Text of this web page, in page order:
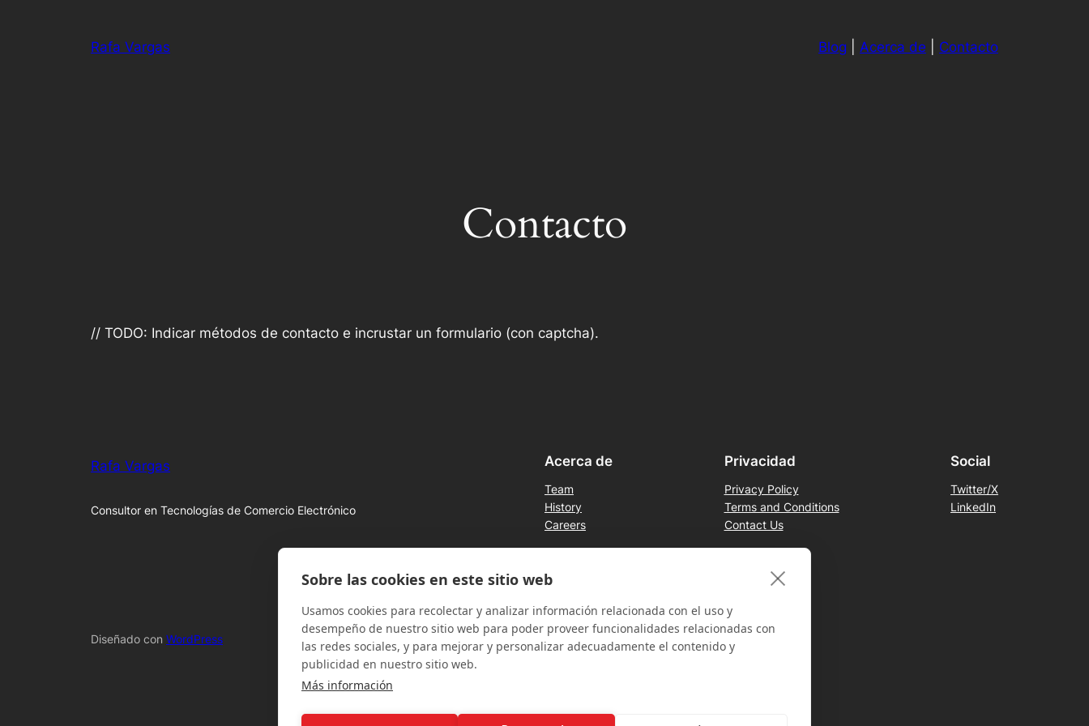
Rafa Vargas Blog Acerca de Contacto
Contacto
// TODO: Indicar métodos de contacto e incrustar un formulario (con captcha).
Rafa Vargas
Consultor en Tecnologías de Comercio Electrónico
Acerca de
Team
History
Careers
Privacidad
Privacy Policy
Terms and Conditions
Contact Us
Social
Twitter/X
LinkedIn
Diseñado con WordPress
Sobre las cookies en este sitio web
Usamos cookies para recolectar y analizar información relacionada con el uso y
desempeño de nuestro sitio web para poder proveer funcionalidades relacionadas con
las redes sociales, y para mejorar y personalizar adecuadamente el contenido y
publicidad en nuestro sitio web.
Más información